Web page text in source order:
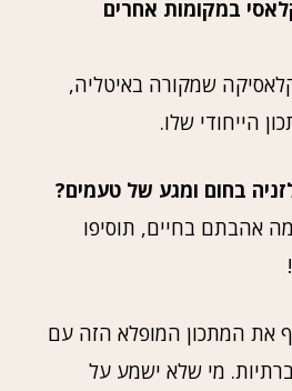
במקומות אחרים
שמקורה באיטליה,
הייחודי שלו.
בחום ומגע של טעמים?
אהבתם בחיים, תוסיפו
את המתכון המופלא הזה עם
מי שלא ישמע על